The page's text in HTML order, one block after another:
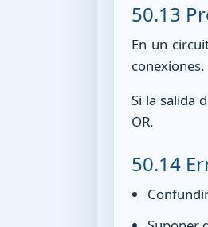
50.13
En un
conexiones.
Si la salida
OR.
50.14